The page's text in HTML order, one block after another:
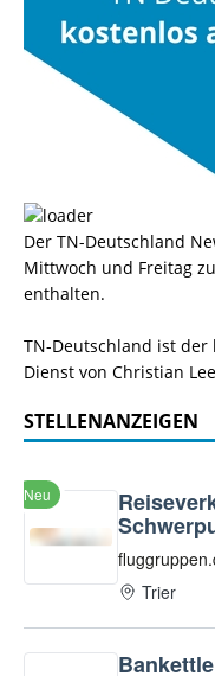
Der TN-Deutschland
Mittwoch und Freitag
enthalten.
TN-Deutschland ist der
Dienst von Christian
STELLENANZEIGEN